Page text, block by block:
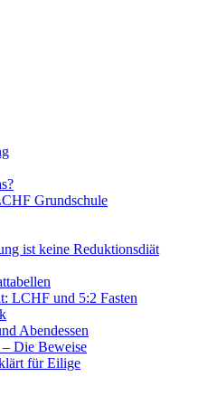
Grundschule
ist keine Reduktionsdiät
LCHF und 5:2 Fasten
Abendessen
Die Beweise
für Eilige